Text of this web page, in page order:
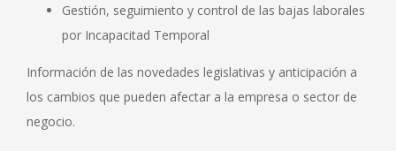
Gestión, seguimiento y control de las bajas laborales
por Incapacitad Temporal
Información de las novedades legislativas y anticipación a
los cambios que pueden afectar a la empresa o sector de
negocio.